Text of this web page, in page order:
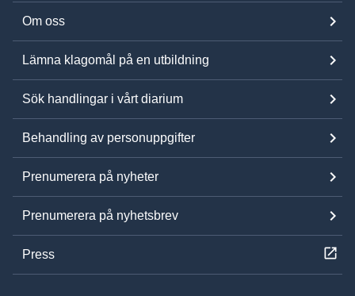
Om oss
Lämna klagomål på en utbildning
Sök handlingar i vårt diarium
Behandling av personuppgifter
Prenumerera på nyheter
Prenumerera på nyhetsbrev
Press